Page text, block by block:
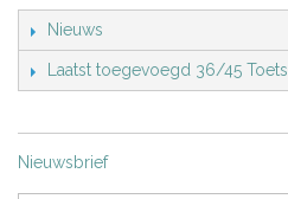
Nieuws
Laatst toegevoegd 36/45 Toets
Nieuwsbrief